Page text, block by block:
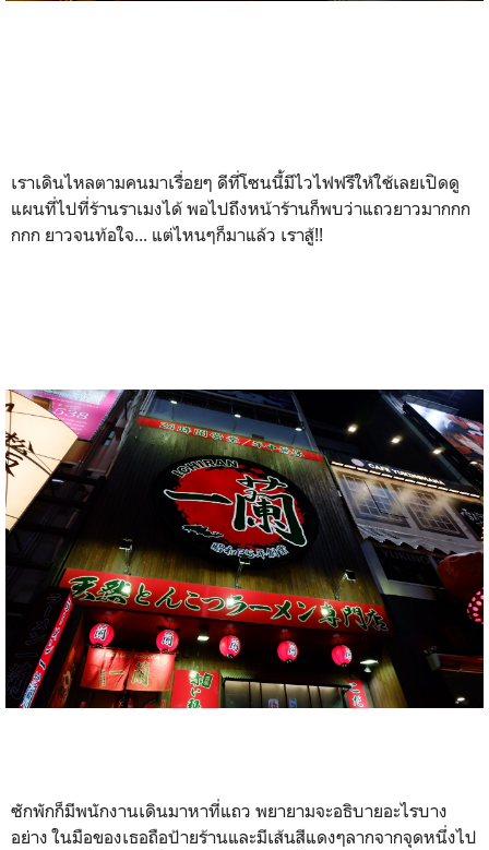
เราเดินไหลตามคนมาเรื่อยๆ ดีที่โซนนี้มีไวไฟฟรีให้ใช้เลยเปิดดู
แผนที่ไปที่ร้านราเมงได้ พอไปถึงหน้าร้านก็พบว่าแถวยาวมากกก
กกก ยาวจนท้อใจ... แต่ไหนๆก็มาแล้ว เราสู้!!
ซักพักก็มีพนักงานเดินมาหาที่แถว พยายามจะอธิบายอะไรบาง
อย่าง ในมือของเธอถือป้ายร้านและมีเส้นสีแดงๆลากจากจุดหนึ่งไป